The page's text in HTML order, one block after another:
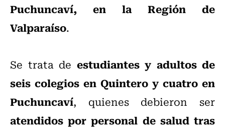
Puchuncaví, en la Región de
Valparaíso.
Se trata de estudiantes y adultos de
seis colegios en Quintero y cuatro en
Puchuncaví, quienes debieron ser
atendidos por personal de salud tras